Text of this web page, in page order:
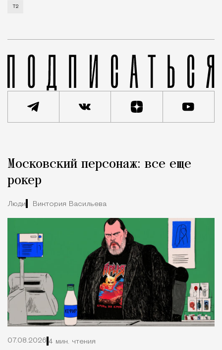
Т2 развивает решения для автомобильной
Т2
Город
Московский персонаж: все еще
рокер
Люди Виктория Васильева
07.08.2026 4 мин. чтения